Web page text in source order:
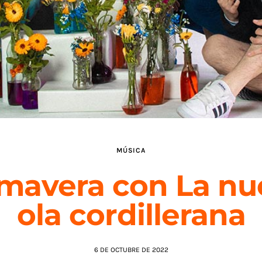
MÚSICA
con La
ola cordillerana
6 DE OCTUBRE DE 2022